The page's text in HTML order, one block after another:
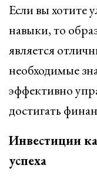
Если вы хотите
навыки, то
является
необходимые
эффективно
достигать
Инвестиции
успеха